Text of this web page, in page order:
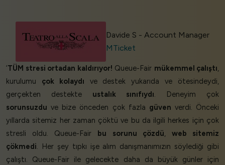
Davide S - Account Manager
MTicket
‘TÜM stresi ortadan kaldırıyor! Queue-Fair mükemmel çalıştı,
kurulumu çok kolaydı ve destek yukarıda ve ötesindeydi,
gerçekten destekte ustalık sınıfıydı. Deneyim çok
sorunsuzdu ve bize önceden çok fazla güven verdi. Önceki
yıllarda sitemiz her zaman çöktü ve bu da ilgili herkes için çok
stresli oldu. Queue-Fair bu sorunu çözdü, web sitemiz
çökmedi. Her şey tıpkı işe alım danışmanımızın söylediği gibi
çalıştı. Queue-Fair ile gelecekte daha da büyük günler için